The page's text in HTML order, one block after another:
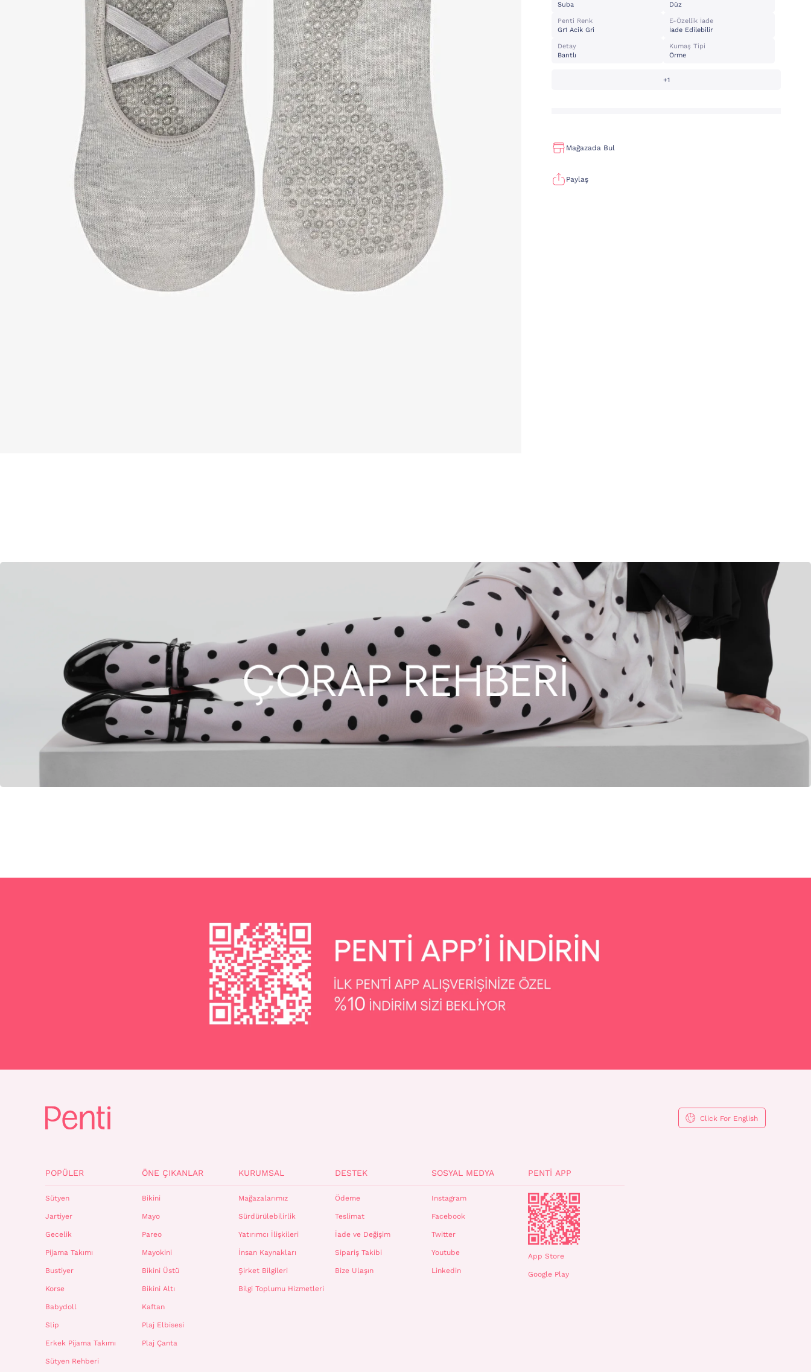
Suba
Düz
Penti Renk
Gr1 Acik Gri
E-Özellik İade
İade Edilebilir
Detay
Bantlı
Kumaş Tipi
Örme
+1
Mağazada Bul
Paylaş
Click For English
POPÜLER
Sütyen
Jartiyer
Gecelik
Pijama Takımı
Bustiyer
Korse
Babydoll
Slip
Erkek Pijama Takımı
Sütyen Rehberi
ÖNE ÇIKANLAR
Bikini
Mayo
Pareo
Mayokini
Bikini Üstü
Bikini Altı
Kaftan
Plaj Elbisesi
Plaj Çanta
KURUMSAL
Mağazalarımız
Sürdürülebilirlik
Yatırımcı İlişkileri
İnsan Kaynakları
Şirket Bilgileri
Bilgi Toplumu Hizmetleri
DESTEK
Ödeme
Teslimat
İade ve Değişim
Sipariş Takibi
Bize Ulaşın
SOSYAL MEDYA
Instagram
Facebook
Twitter
Youtube
Linkedin
PENTI APP
App Store
Google Play